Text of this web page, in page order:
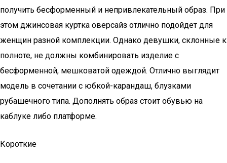
получить бесформенный и непривлекательный образ. При
этом джинсовая куртка оверсайз отлично подойдет для
женщин разной комплекции. Однако девушки, склонные к
полноте, не должны комбинировать изделие с
бесформенной, мешковатой одеждой. Отлично выглядит
модель в сочетании с юбкой-карандаш, блузками
рубашечного типа. Дополнять образ стоит обувью на
каблуке либо платформе.
Короткие